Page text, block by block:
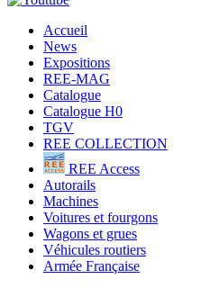
Accueil
News
Expositions
REE-MAG
Catalogue
Catalogue H0
TGV
REE COLLECTION
REE Access
Autorails
Machines
Voitures et fourgons
Wagons et grues
Véhicules routiers
Armée Française